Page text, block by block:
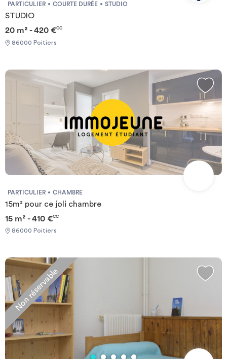
PARTICULIER COURTE DURÉE STUDIO
STUDIO
20 m² - 420 €CC
86000 Poitiers
PARTICULIER CHAMBRE
15m² pour ce joli chambre
15 m² - 410 €CC
86000 Poitiers
Non réservable